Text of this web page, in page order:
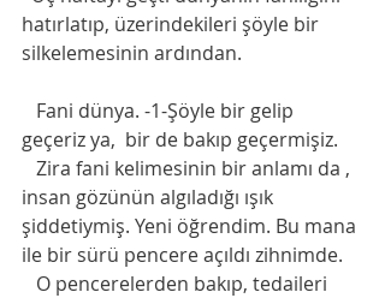
hatırlatıp, üzerindekileri şöyle bir
silkelemesinin ardından.
Fani dünya. -1-Şöyle bir gelip
geçeriz ya,  bir de bakıp geçermişiz.
Zira fani kelimesinin bir anlamı da ,
insan gözünün algıladığı ışık
şiddetiymiş. Yeni öğrendim. Bu mana
ile bir sürü pencere açıldı zihnimde.
O pencerelerden bakıp, tedaileri